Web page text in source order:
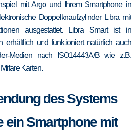
mit Argo und Ihrem Smartphone in
Doppelknaufzylinder Libra mit
ausgestattet. Libra Smart ist in
erhältlich und funktioniert natürlich auch
Medien nach ISO14443A/B wie z.B.
Mifare Karten.
des Systems
ein Smartphone mit